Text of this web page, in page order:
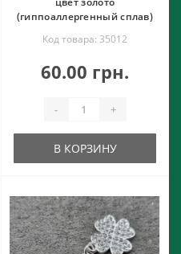
(гиппоаллергенный сплав)
Код товара: 35012
60.00 грн.
- +
В КОРЗИНУ